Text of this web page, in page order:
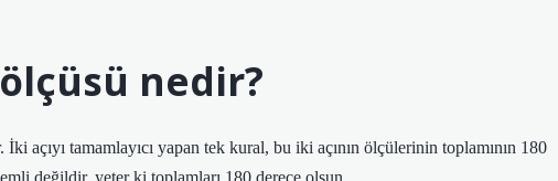
nedir?
açıyı tamamlayıcı yapan tek kural, bu iki açının ölçülerinin toplamının 180
değildir, yeter ki toplamları 180 derece olsun.